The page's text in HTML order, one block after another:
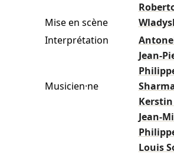
Mise en scène
Interprétation
Jean-
Musicien·ne
Jean-
Louis